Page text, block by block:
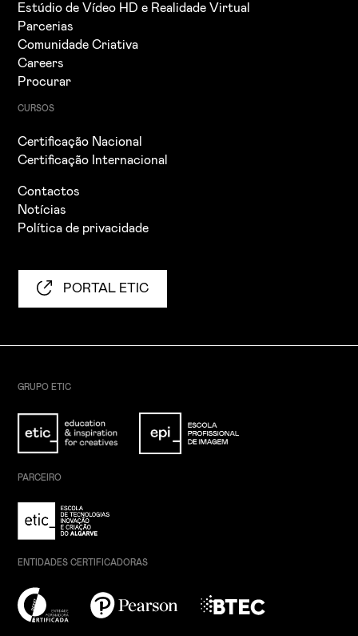
Estúdio de Vídeo HD e Realidade Virtual
Parcerias
Comunidade Criativa
Careers
Procurar
CURSOS
Certificação Nacional
Certificação Internacional
Contactos
Notícias
Política de privacidade
PORTAL ETIC
GRUPO ETIC
PARCEIRO
ENTIDADES CERTIFICADORAS